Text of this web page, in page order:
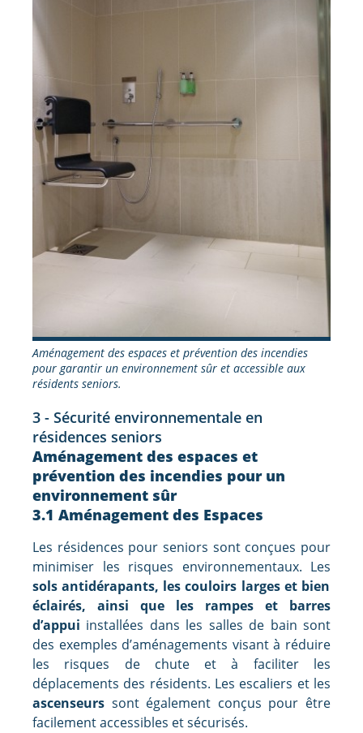
3 - Sécurité environnementale en
résidences seniors
Aménagement des espaces et
prévention des incendies pour un
environnement sûr
3.1 Aménagement des Espaces
Les résidences pour seniors sont conçues pour
minimiser les risques environnementaux. Les
sols antidérapants, les couloirs larges et bien
éclairés, ainsi que les rampes et barres
d’appui installées dans les salles de bain sont
des exemples d’aménagements visant à réduire
les risques de chute et à faciliter les
déplacements des résidents. Les escaliers et les
ascenseurs sont également conçus pour être
facilement accessibles et sécurisés.
Aménagement des espaces et prévention des incendies
pour garantir un environnement sûr et accessible aux
résidents seniors.